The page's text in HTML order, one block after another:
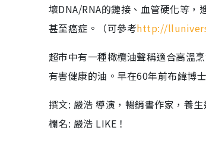
壞DNA/RNA的鏈接、血管硬化等，
甚至癌症。（可參考http://
超市中有一種橄欖油聲稱適合高溫
有害健康的油。早在60年前布緯博
撰文: 嚴浩 導演，暢銷書作家，養
欄名: 嚴浩 LIKE！